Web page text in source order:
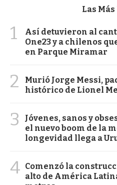
Las
1
Así detuvieron al
One23 y a chilenos
en Parque Miramar
2
Murió Jorge Messi,
histórico de Lionel
3
Jóvenes, sanos y
el nuevo boom de la
longevidad llega a
4 Comenzó la
alto de América